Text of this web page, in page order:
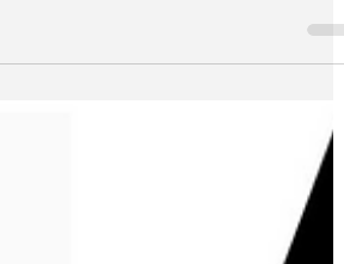
minimalistas. No entanto, isso não
coloridos não possam ser eficazes —